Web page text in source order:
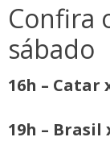
Confira
sábado
16h – Catar
19h – Brasil